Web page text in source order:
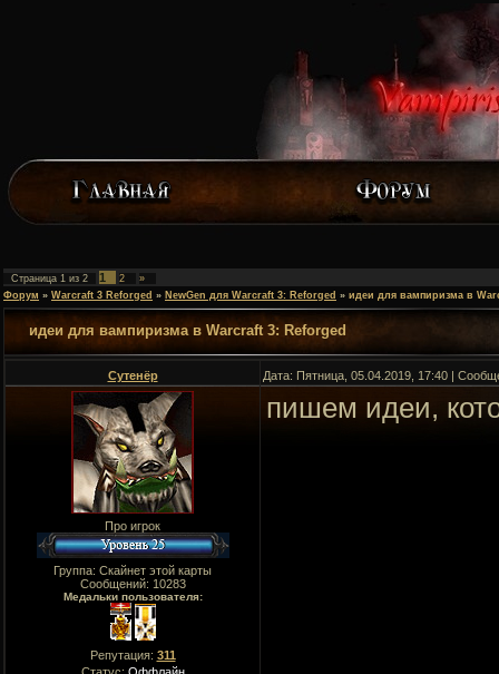
Страница 1 из 2 1 2
»
Форум » Warcraft 3 Reforged » NewGen для Warcraft 3: Reforged » идеи для вампиризма в
идеи для вампиризма в Warcraft 3: Reforged
Сутенёр Дата: Пятница, 05.04.2019, 17:40 |
Про игрок
Группа: Скайнет этой карты
Сообщений: 10283
Медальки пользователя:
Репутация: 311
пишем идеи,